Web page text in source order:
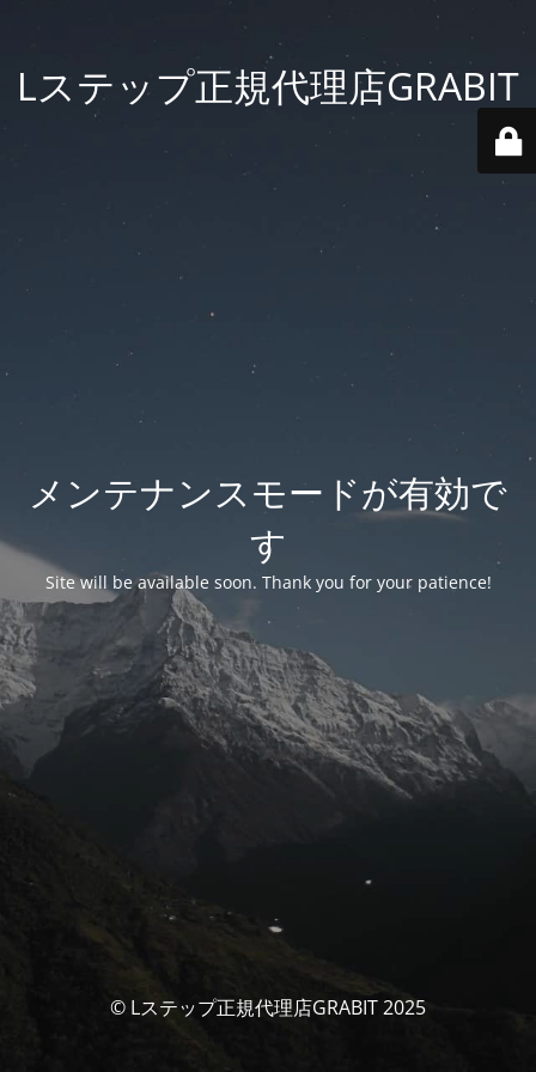
Lステップ正規代理店GRABIT
メンテナンスモードが有効で
す
Site will be available soon. Thank you for your patience!
© Lステップ正規代理店GRABIT 2025